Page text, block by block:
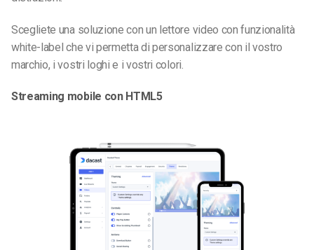
Scegliete una soluzione con un lettore video con funzionalità
white-label che vi permetta di personalizzare con il vostro
marchio, i vostri loghi e i vostri colori.
Streaming mobile con HTML5